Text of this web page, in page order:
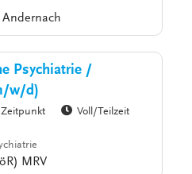
Psychiatrie /
w/d)
Voll/Teilzeit
MRV